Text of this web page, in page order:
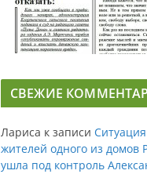
СВЕЖИЕ
Лариса к записи
жителей одного из домов
ушла под контроль